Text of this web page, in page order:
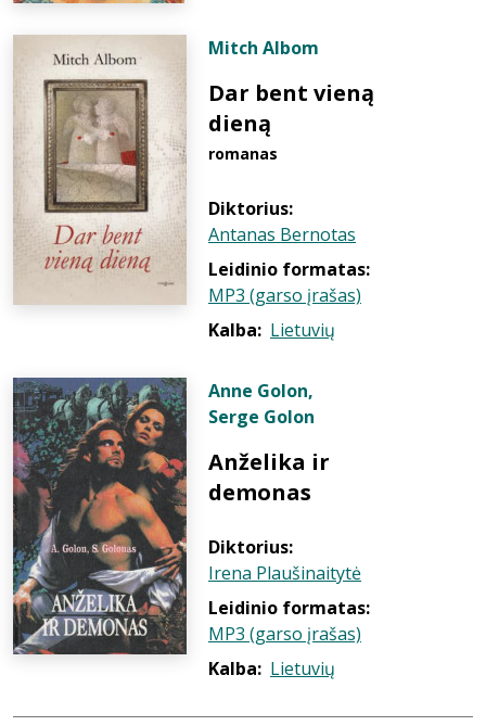
Mitch Albom
Dar bent vieną
dieną
romanas
Diktorius:
Antanas Bernotas
Leidinio formatas:
MP3 (garso įrašas)
Kalba: Lietuvių
Anne Golon,
Serge Golon
Anželika ir
demonas
Diktorius:
Irena Plaušinaitytė
Leidinio formatas:
MP3 (garso įrašas)
Kalba: Lietuvių